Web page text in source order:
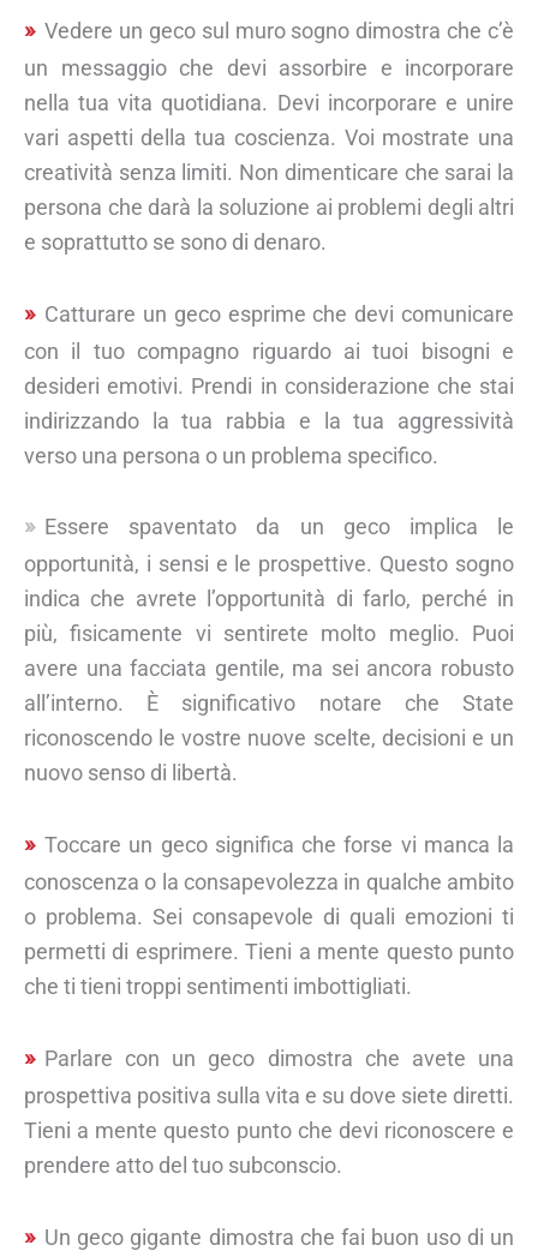
Vedere un geco sul muro sogno dimostra che c’è
un messaggio che devi assorbire e incorporare
nella tua vita quotidiana. Devi incorporare e unire
vari aspetti della tua coscienza. Voi mostrate una
creatività senza limiti. Non dimenticare che sarai la
persona che darà la soluzione ai problemi degli altri
e soprattutto se sono di denaro.
Catturare un geco esprime che devi comunicare
con il tuo compagno riguardo ai tuoi bisogni e
desideri emotivi. Prendi in considerazione che stai
indirizzando la tua rabbia e la tua aggressività
verso una persona o un problema specifico.
Essere spaventato da un geco implica le
opportunità, i sensi e le prospettive. Questo sogno
indica che avrete l’opportunità di farlo, perché in
più, fisicamente vi sentirete molto meglio. Puoi
avere una facciata gentile, ma sei ancora robusto
all’interno. È significativo notare che State
riconoscendo le vostre nuove scelte, decisioni e un
nuovo senso di libertà.
Toccare un geco significa che forse vi manca la
conoscenza o la consapevolezza in qualche ambito
o problema. Sei consapevole di quali emozioni ti
permetti di esprimere. Tieni a mente questo punto
che ti tieni troppi sentimenti imbottigliati.
Parlare con un geco dimostra che avete una
prospettiva positiva sulla vita e su dove siete diretti.
Tieni a mente questo punto che devi riconoscere e
prendere atto del tuo subconscio.
Un geco gigante dimostra che fai buon uso di un